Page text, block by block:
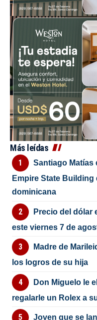
Más leídas
Santiago Matías
Empire State
dominicana
Precio del dólar
este viernes 7 de
Madre de
los logros de su hija
Don Miguelo le
regalarle un Rolex a
Joven que se